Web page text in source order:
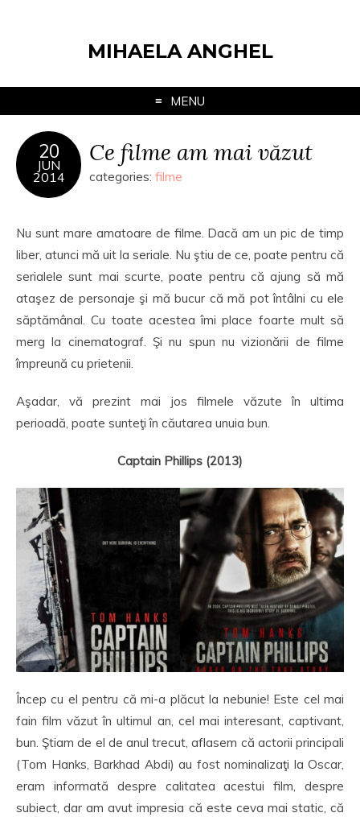
MIHAELA ANGHEL
MENU
20
JUN
2014
Ce filme am mai văzut
categories: filme
Nu sunt mare amatoare de filme. Dacă am un pic de timp
liber, atunci mă uit la seriale. Nu ştiu de ce, poate pentru că
serialele sunt mai scurte, poate pentru că ajung să mă
ataşez de personaje şi mă bucur că mă pot întâlni cu ele
săptămânal. Cu toate acestea îmi place foarte mult să
merg la cinematograf. Şi nu spun nu vizionării de filme
împreună cu prietenii.
Aşadar, vă prezint mai jos filmele văzute în ultima
perioadă, poate sunteţi în căutarea unuia bun.
Captain Phillips (2013)
Încep cu el pentru că mi-a plăcut la nebunie! Este cel mai
fain film văzut în ultimul an, cel mai interesant, captivant,
bun. Ştiam de el de anul trecut, aflasem că actorii principali
(Tom Hanks, Barkhad Abdi) au fost nominalizaţi la Oscar,
eram informată despre calitatea acestui film, despre
subiect, dar am avut impresia că este ceva mai static, că